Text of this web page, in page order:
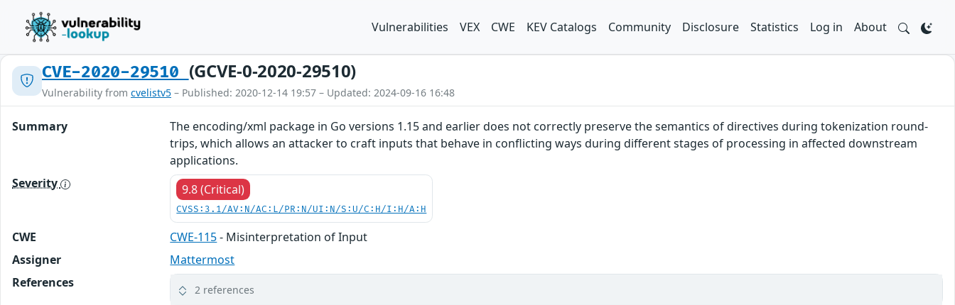
Vulnerabilities VEX CWE KEV Catalogs Community Disclosure Statistics Log in About
CVE-2020-29510 (GCVE-0-2020-29510)
Vulnerability from cvelistv5 – Published: 2020-12-14 19:57 – Updated: 2024-09-16 16:48
Summary
The encoding/xml package in Go versions 1.15 and earlier does not correctly preserve the semantics of directives during tokenization round-
trips, which allows an attacker to craft inputs that behave in conflicting ways during different stages of processing in affected downstream
applications.
Severity
9.8 (Critical)
CVSS:3.1/AV:N/AC:L/PR:N/UI:N/S:U/C:H/I:H/A:H
CWE CWE-115- Misinterpretation of Input
Assigner
Mattermost
References
2 references